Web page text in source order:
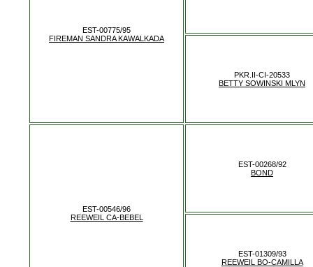
EST-00775/95
FIREMAN SANDRA KAWALKADA
PKR.II-CI-20533
BETTY SOWINSKI MLYN
EST-00546/96
REEWEIL CA-BEBEL
EST-00268/92
BOND
EST-01309/93
REEWEIL BO-CAMILLA